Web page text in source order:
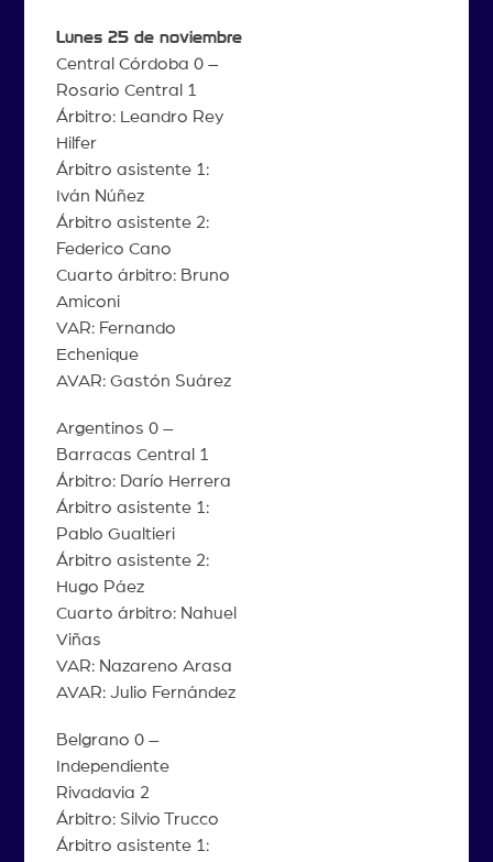
Lunes 25 de noviembre
Central Córdoba 0 –
Rosario Central 1
Árbitro: Leandro Rey
Hilfer
Árbitro asistente 1:
Iván Núñez
Árbitro asistente 2:
Federico Cano
Cuarto árbitro: Bruno
Amiconi
VAR: Fernando
Echenique
AVAR: Gastón Suárez
Argentinos 0 –
Barracas Central 1
Árbitro: Darío Herrera
Árbitro asistente 1:
Pablo Gualtieri
Árbitro asistente 2:
Hugo Páez
Cuarto árbitro: Nahuel
Viñas
VAR: Nazareno Arasa
AVAR: Julio Fernández
Belgrano 0 –
Independiente
Rivadavia 2
Árbitro: Silvio Trucco
Árbitro asistente 1: